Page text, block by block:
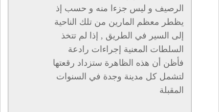
الرصيف و ليس جزءا منه و حسب إذ
يظطر معظم المارين من تلك الناحية
إلى السير في الطريق , إذا لم تتخذ
السلطات المعنية إجراءات رادعة
فأظن أن هذه الظاهرة ستزداد رقعتها
لتشمل كل مدينة وجدة في السنوات
المقبلة